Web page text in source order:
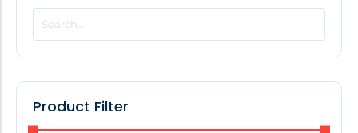
POPULAR THIS WEEK
No Posts Found!
Product Filter